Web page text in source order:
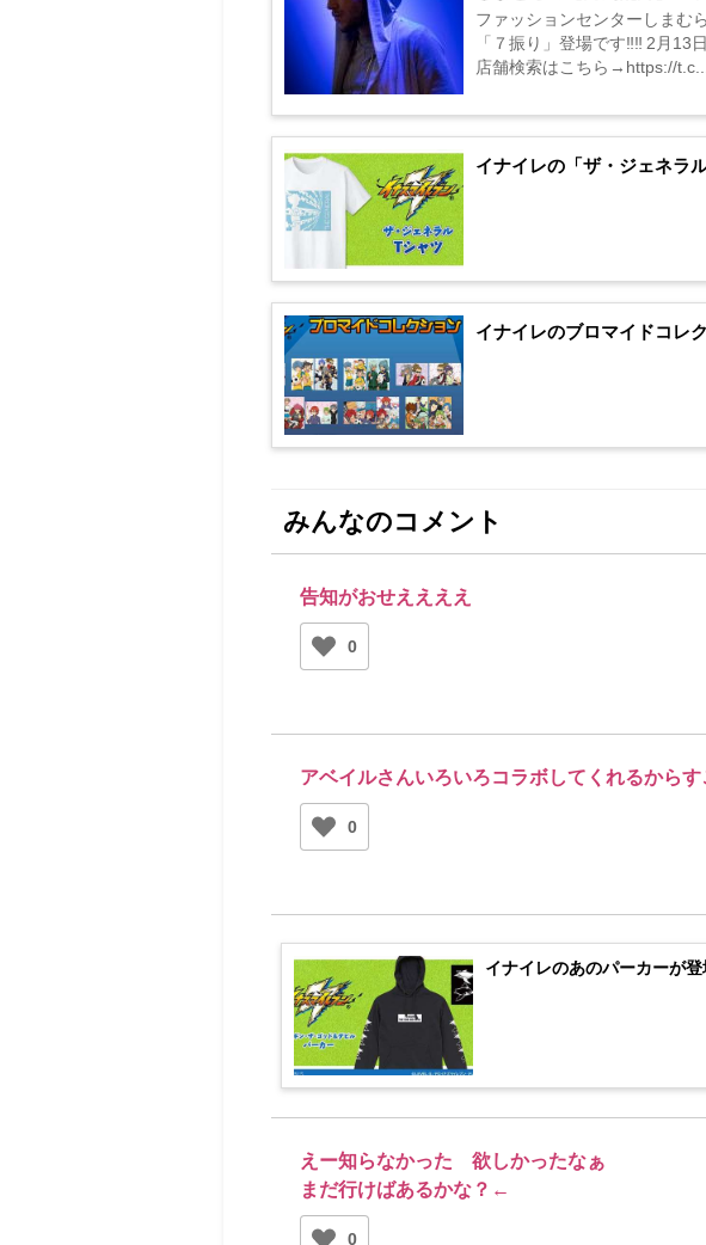
ファッションセンターしまむ
「７振り」登場です‼️‼️ 2月
店舗検索はこちら→https://t.c...
イナイレの「ザ・ジェネラ
イナイレのブロマイドコレ
みんなのコメント
告知がおせええええ
0
アベイルさんいろいろコラボしてくれるからす
0
イナイレのあのパーカーが
えー知らなかった 欲しかったなぁ
まだ行けばあるかな？←
0